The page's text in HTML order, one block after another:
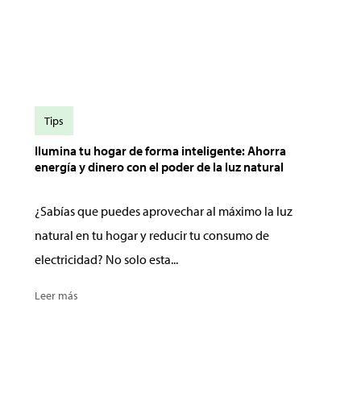
Ilumina tu hogar de forma inteligente: Ahorra
energía y dinero con el poder de la luz natural
¿Sabías que puedes aprovechar al máximo la luz
natural en tu hogar y reducir tu consumo de
electricidad? No solo esta...
Leer más
Tips